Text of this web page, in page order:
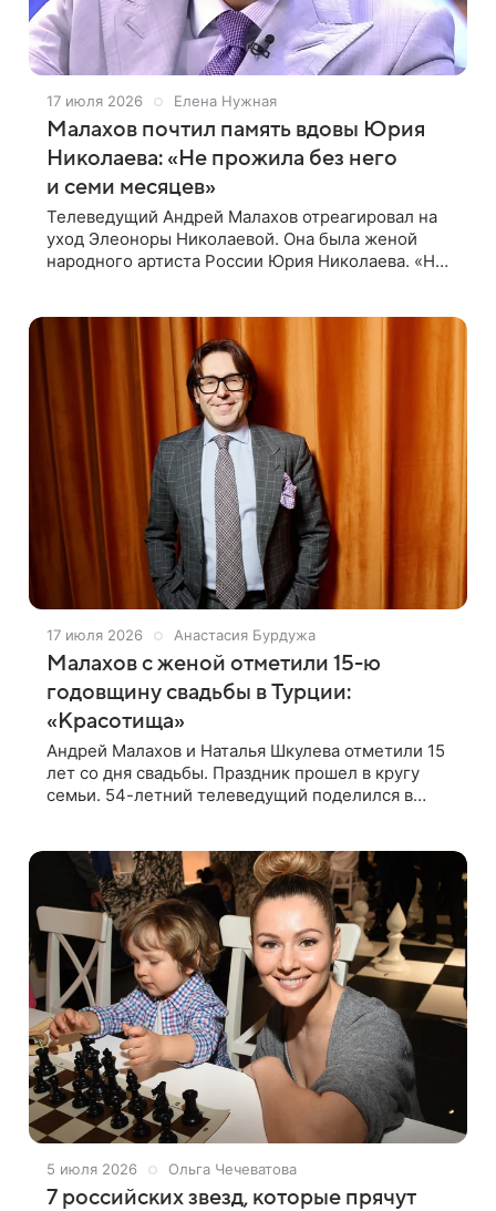
17 июля 2026 Елена Нужная
Малахов почтил память вдовы Юрия
Николаева: «Не прожила без него
и семи месяцев»
Телеведущий Андрей Малахов отреагировал на
уход Элеоноры Николаевой. Она была женой
народного артиста России Юрия Николаева. «Не
17 июля 2026 Анастасия Бурдужа
Малахов с женой отметили 15-ю
годовщину свадьбы в Турции:
«Красотища»
Андрей Малахов и Наталья Шкулева отметили 15
лет со дня свадьбы. Праздник прошел в кругу
семьи. 54-летний телеведущий поделился в
5 июля 2026 Ольга Чечеватова
7 российских звезд, которые прячут